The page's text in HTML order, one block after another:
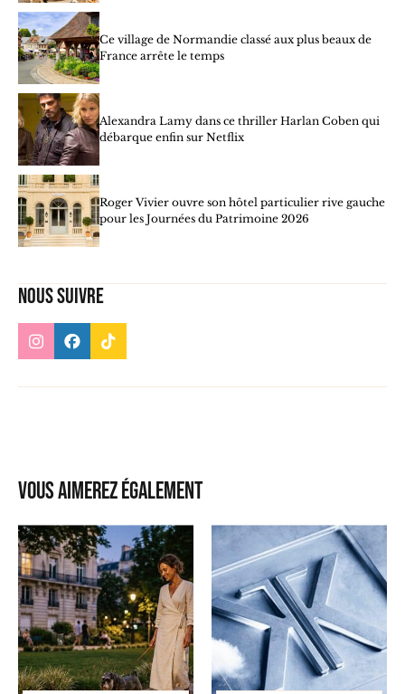
Ce village de Normandie classé aux plus beaux de
France arrête le temps
Alexandra Lamy dans ce thriller Harlan Coben qui
débarque enfin sur Netflix
Roger Vivier ouvre son hôtel particulier rive gauche
pour les Journées du Patrimoine 2026
Nous suivre
Vous aimerez également